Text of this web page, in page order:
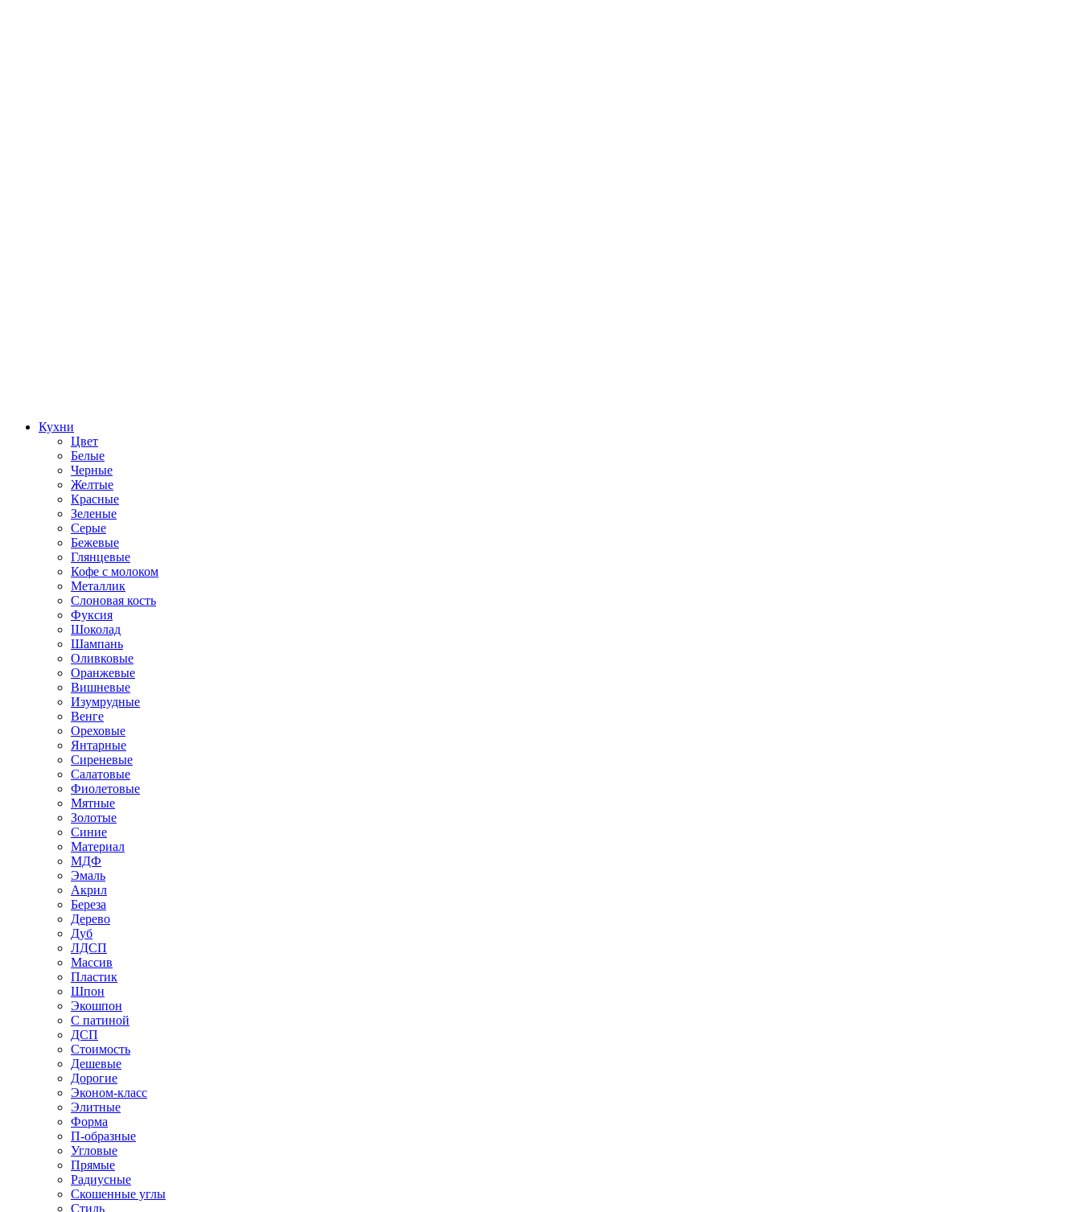
Кухни
Цвет
Белые
Черные
Желтые
Красные
Зеленые
Серые
Бежевые
Глянцевые
Кофе с молоком
Металлик
Слоновая кость
Фуксия
Шоколад
Шампань
Оливковые
Оранжевые
Вишневые
Изумрудные
Венге
Ореховые
Янтарные
Сиреневые
Салатовые
Фиолетовые
Мятные
Золотые
Синие
Материал
МДФ
Эмаль
Акрил
Береза
Дерево
Дуб
ЛДСП
Массив
Пластик
Шпон
Экошпон
С патиной
ДСП
Стоимость
Дешевые
Дорогие
Эконом-класс
Элитные
Форма
П-образные
Угловые
Прямые
Радиусные
Скошенные углы
Стиль